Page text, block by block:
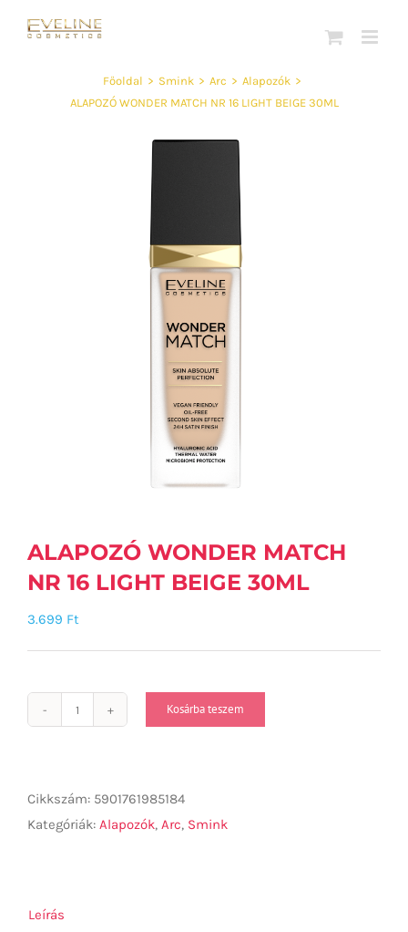
Főoldal > Smink > Arc > Alapozók >
ALAPOZÓ WONDER MATCH NR 16 LIGHT BEIGE 30ML
ALAPOZÓ WONDER MATCH
NR 16 LIGHT BEIGE 30ML
3.699 Ft
ALAPOZÓ
NR
16
Kosárba teszem
Cikkszám: 5901761985184
Kategóriák: Alapozók, Arc, Smink
Leírás